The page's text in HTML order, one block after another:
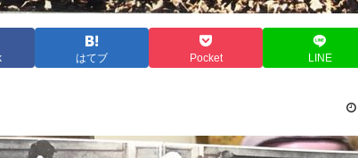
はてブ Pocket LINE